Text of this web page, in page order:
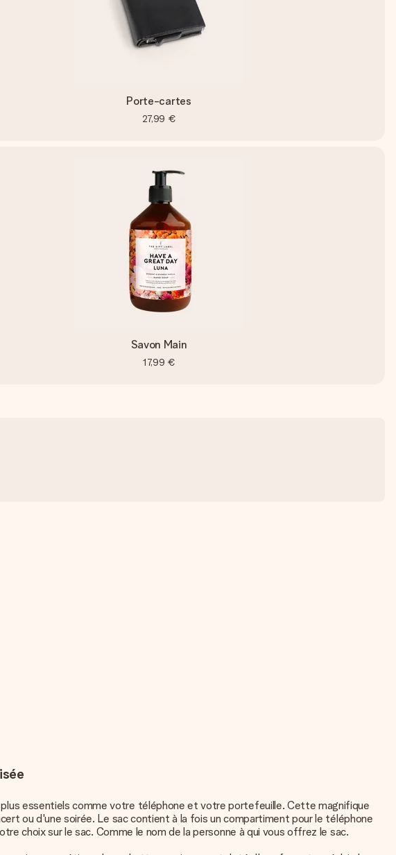
Porte-cartes
27,99 €
Savon Main
17,99 €
essentiels comme votre téléphone et votre portefeuille. Cette magnifique
ou d'une soirée. Le sac contient à la fois un compartiment pour le téléphone
choix sur le sac. Comme le nom de la personne à qui vous offrez le sac.